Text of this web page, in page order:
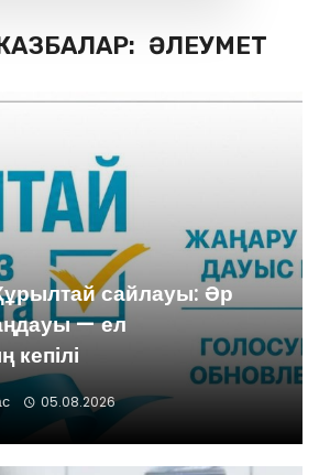
ӘЛЕУМЕТ
сайлауы: Әр
— ел
05.08.2026